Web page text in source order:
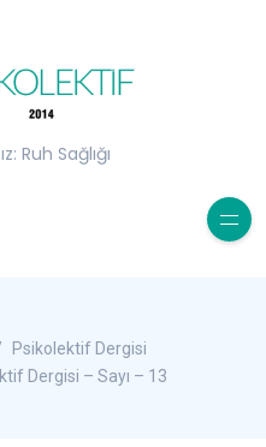
Ruh Sağlığı
Psikolektif Dergisi
Dergisi – Sayı – 13